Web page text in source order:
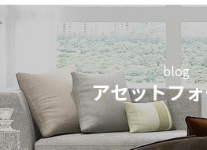
blog
アセットフ